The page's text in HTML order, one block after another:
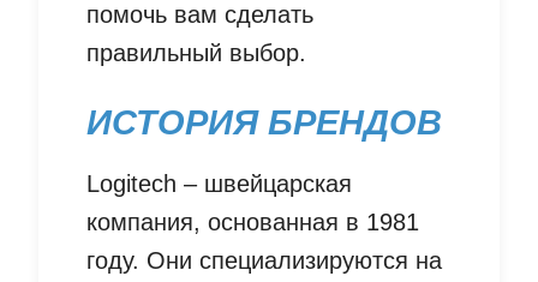
помочь вам сделать
правильный выбор.
ИСТОРИЯ БРЕНДОВ
Logitech – швейцарская
компания, основанная в 1981
году. Они специализируются на